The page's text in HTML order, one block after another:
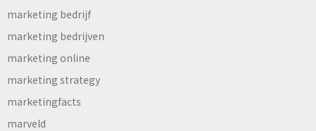
marketing bedrijf
marketing bedrijven
marketing online
marketing strategy
marketingfacts
marveld